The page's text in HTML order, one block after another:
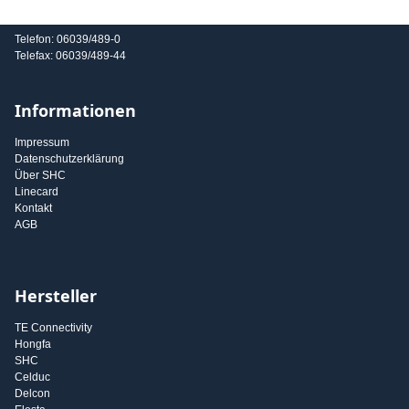
Telefon: 06039/489-0
Telefax: 06039/489-44
Informationen
Impressum
Datenschutzerklärung
Über SHC
Linecard
Kontakt
AGB
Hersteller
TE Connectivity
Hongfa
SHC
Celduc
Delcon